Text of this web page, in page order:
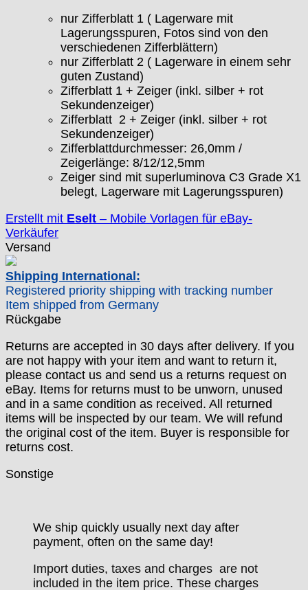
Lanco
MSR
MST Roamer
ORC
Peseux
ST "Standard "
Tissot
nur Zifferblatt 1 ( Lagerware mit
Lagerungsspuren, Fotos sind von den
verschiedenen Zifferblättern)
nur Zifferblatt 2 ( Lagerware in einem sehr
guten Zustand)
Zifferblatt 1 + Zeiger (inkl. silber + rot
Sekundenzeiger)
Zifferblatt 2 + Zeiger (inkl. silber + rot
Sekundenzeiger)
Zifferblattdurchmesser: 26,0mm /
Zeigerlänge: 8/12/12,5mm
Zeiger sind mit superluminova C3 Grade X1
belegt, Lagerware mit Lagerungsspuren)
Erstellt mit Eselt – Mobile Vorlagen für eBay-
Verkäufer
Versand
Shipping International:
Registered priority shipping with tracking number
Item shipped from Germany
Rückgabe
Returns are accepted in 30 days after delivery. If you
are not happy with your item and want to return it,
please contact us and send us a returns request on
eBay. Items for returns must to be unworn, unused
and in a same condition as received. All returned
items will be inspected by our team. We will refund
the original cost of the item. Buyer is responsible for
returns cost.
Sonstige
We ship quickly usually next day after
payment, often on the same day!
Import duties, taxes and charges are not
included in the item price. These charges